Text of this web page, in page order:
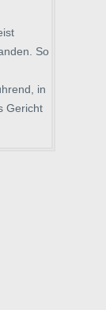
So
in
Gericht